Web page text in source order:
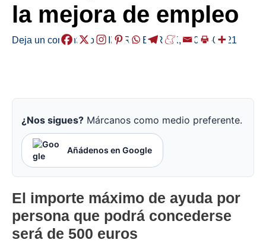
la mejora de empleo
Deja un comentario /EIBAR ,HERRIAK,/2022-07-21
¿Nos sigues? Márcanos como medio preferente.
Añádenos en Google
El importe máximo de ayuda por
persona que podrá concederse
será de 500 euros